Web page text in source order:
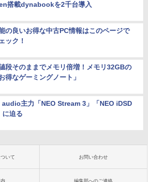
搭載dynabookを2千台導入
の良いお得な中古PC情報はこのページで
ック！
段そのままでメモリ倍増！メモリ32GBの
お得なゲーミングノート」
audio主力「NEO Stream 3」「NEO iDSD
に迫る
いて お問い合わせ
編集部へのご連絡